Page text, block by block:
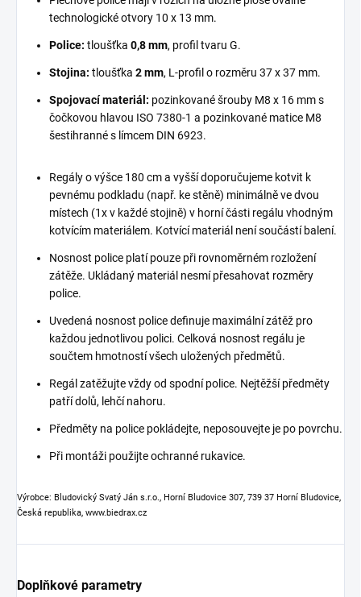
technologické otvory 10 x 13 mm.
Police: tloušťka 0,8 mm, profil tvaru G.
Stojina: tloušťka 2 mm, L-profil o rozměru 37 x 37 mm.
Spojovací materiál: pozinkované šrouby M8 x 16 mm s
čočkovou hlavou ISO 7380-1 a pozinkované matice M8
šestihranné s límcem DIN 6923.
Regály o výšce 180 cm a vyšší doporučujeme kotvit k
pevnému podkladu (např. ke stěně) minimálně ve dvou
místech (1x v každé stojině) v horní části regálu vhodným
kotvícím materiálem. Kotvící materiál není součástí balení.
Nosnost police platí pouze při rovnoměrném rozložení
zátěže. Ukládaný materiál nesmí přesahovat rozměry
police.
Uvedená nosnost police definuje maximální zátěž pro
každou jednotlivou polici. Celková nosnost regálu je
součtem hmotností všech uložených předmětů.
Regál zatěžujte vždy od spodní police. Nejtěžší předměty
patří dolů, lehčí nahoru.
Předměty na police pokládejte, neposouvejte je po povrchu.
Při montáži použijte ochranné rukavice.
Výrobce: Bludovický Svatý Ján s.r.o., Horní Bludovice 307, 739 37 Horní Bludovice,
Česká republika, www.biedrax.cz
Doplňkové parametry